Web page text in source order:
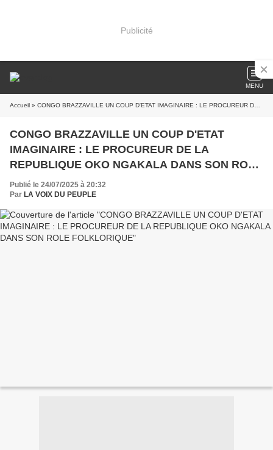
Publicité
MENU
Accueil » CONGO BRAZZAVILLE UN COUP D'ETAT IMAGINAIRE : LE PROCUREUR DE LA REPUBLIQUE OKO NGAKALA DANS SON ROLE FOLKLORIQUE
CONGO BRAZZAVILLE UN COUP D'ETAT
IMAGINAIRE : LE PROCUREUR DE LA
REPUBLIQUE OKO NGAKALA DANS SON ROLE
FOLKLORIQUE
Publié le 24/07/2025 à 20:32
Par LA VOIX DU PEUPLE